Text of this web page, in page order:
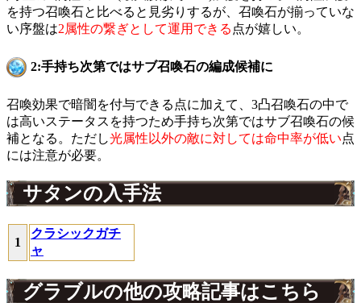
を持つ召喚石と比べると見劣りするが、召喚石が揃っていな
い序盤は2属性の繋ぎとして運用できる 点が嬉しい。
2:手持ち次第ではサブ召喚石の編成候補に
召喚効果で暗闇を付与できる点に加えて、3凸召喚石の中で
は高いステータスを持つため手持ち次第ではサブ召喚石の候
補となる。ただし光属性以外の敵に対しては命中率が低い点
には注意が必要。
サタンの入手法
1
クラシックガチ
ャ
グラブルの他の攻略記事はこちら